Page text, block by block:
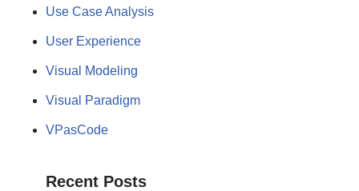
Use Case Analysis
User Experience
Visual Modeling
Visual Paradigm
VPasCode
Recent Posts